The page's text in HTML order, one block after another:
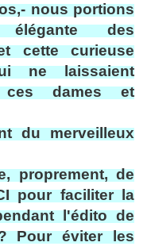
nous portions
des
cette curieuse
ne laissaient
ces dames et
du merveilleux
proprement, de
pour faciliter la
l'édito de
Pour éviter les